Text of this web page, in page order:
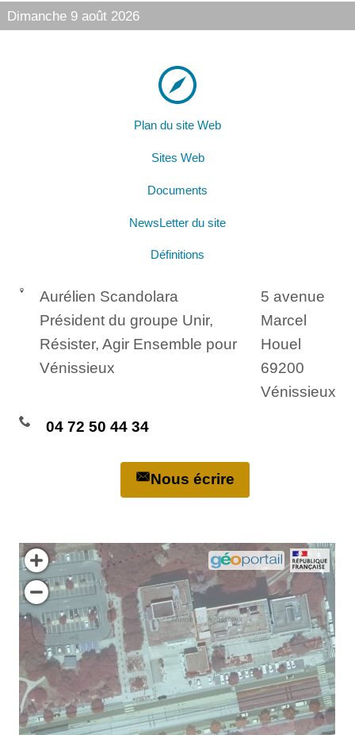
Dimanche 9 août 2026
Plan du site Web
Sites Web
Documents
NewsLetter du site
Définitions
Aurélien Scandolara
Président du groupe Unir,
Résister, Agir Ensemble pour
Vénissieux
5 avenue
Marcel
Houel
69200
Vénissieux
04 72 50 44 34
Nous écrire